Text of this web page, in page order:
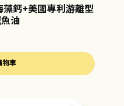
藻鈣+美國專利游離型
油
物車